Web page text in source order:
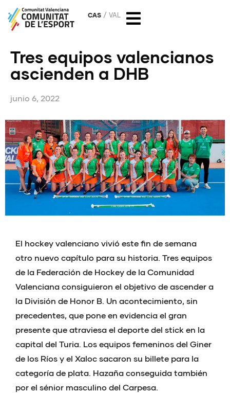
CAS VAL
Tres equipos valencianos
ascienden a DHB
junio 6, 2022
El hockey valenciano vivió este fin de semana
otro nuevo capítulo para su historia. Tres equipos
de la Federación de Hockey de la Comunidad
Valenciana consiguieron el objetivo de ascender a
la División de Honor B. Un acontecimiento, sin
precedentes, que pone en evidencia el gran
presente que atraviesa el deporte del stick en la
capital del Turia. Los equipos femeninos del Giner
de los Ríos y el Xaloc sacaron su billete para la
categoría de plata. Hazaña conseguida también
por el sénior masculino del Carpesa.